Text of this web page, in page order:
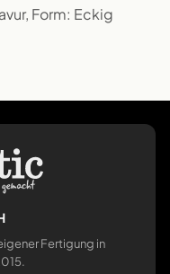
Form: Eckig
Fertigung in